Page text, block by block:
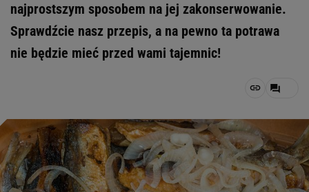
najprostszym sposobem na jej zakonserwowanie.
Sprawdźcie nasz przepis, a na pewno ta potrawa
nie będzie mieć przed wami tajemnic!